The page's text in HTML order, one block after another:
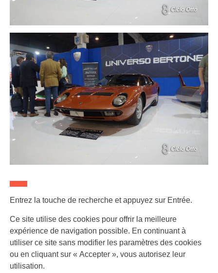
Entrez la touche de recherche et appuyez sur Entrée.
Ce site utilise des cookies pour offrir la meilleure
expérience de navigation possible. En continuant à
utiliser ce site sans modifier les paramètres des cookies
ou en cliquant sur « Accepter », vous autorisez leur
utilisation.